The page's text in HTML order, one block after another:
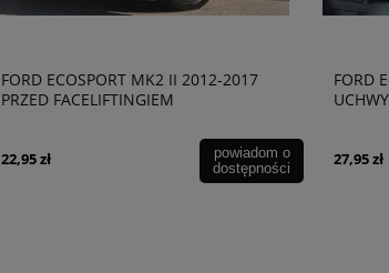
FORD ECOSPORT MK2 II 2012-2017
PRZED FACELIFTINGIEM
HALOGENU LEWA CN1515B217
22,95 zł
powiadom o
dostępności
FORD
27,95 zł